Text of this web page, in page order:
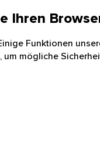
Ihren
Funktionen
um mögliche